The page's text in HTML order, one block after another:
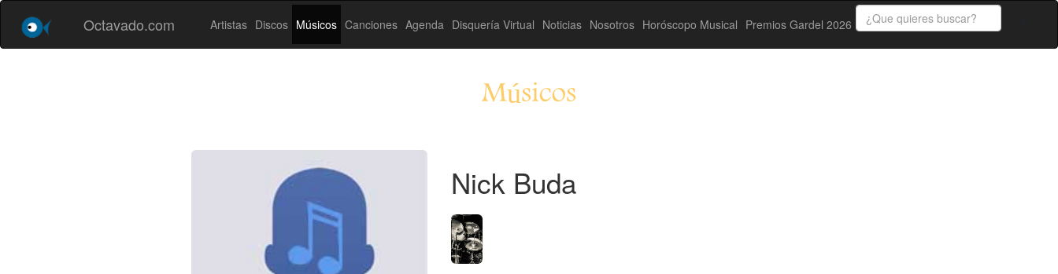
Octavado.com Artistas Discos Músicos Canciones Agenda Disquería Virtual Noticias Nosotros Horóscopo Musical Premios Gardel 2026
Músicos
Nick Buda